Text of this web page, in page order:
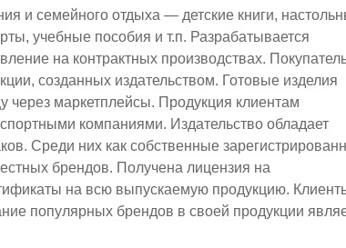
и семейного отдыха — детские книги,
учебные пособия и т.п. Разрабатывается
на контрактных производствах.
созданных издательством. Готовые изделия
через маркетплейсы. Продукция клиентам
компаниями. Издательство обладает
Среди них как собственные
брендов. Получена лицензия на
на всю выпускаемую продукцию.
популярных брендов в своей продукции